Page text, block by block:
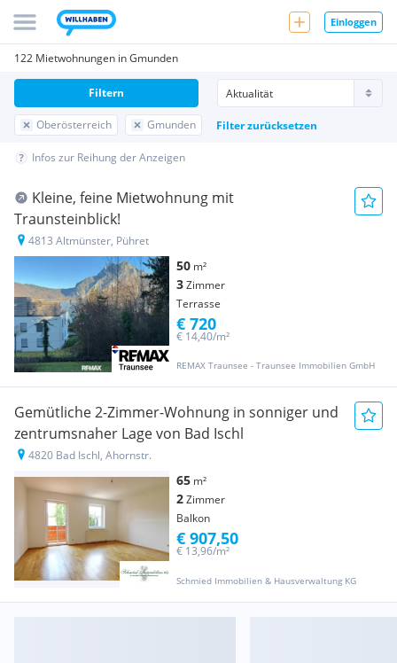
Einloggen
122 Mietwohnungen in Gmunden
Oberösterreich Gmunden Filter zurücksetzen
Filtern
Infos zur Reihung der Anzeigen
Kleine, feine Mietwohnung mit
Traunsteinblick!
4813 Altmünster, Pühret
50 m²
3Zimmer
Terrasse
REMAX Traunsee - Traunsee Immobilien GmbH
€ 14,40/m²
€ 720
Gemütliche 2-Zimmer-Wohnung in sonniger und
zentrumsnaher Lage von Bad Ischl
4820 Bad Ischl, Ahornstr.
65 m²
2Zimmer
Balkon
Schmied Immobilien & Hausverwaltung KG
€ 13,96/m²
€ 907,50